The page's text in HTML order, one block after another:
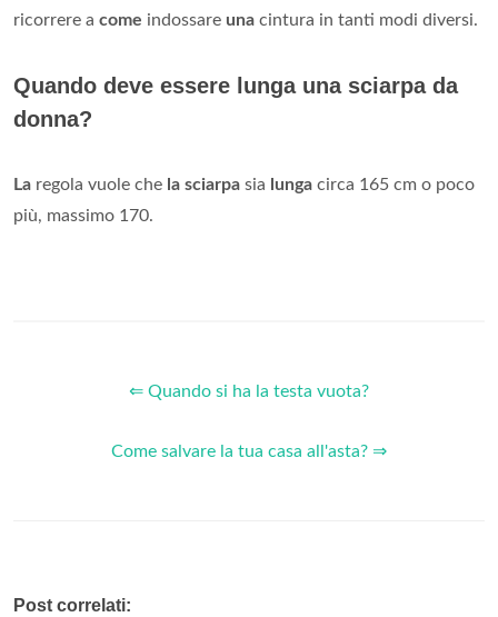
ricorrere a come indossare una cintura in tanti modi diversi.
Quando deve essere lunga una sciarpa da
donna?
La regola vuole che la sciarpa sia lunga circa 165 cm o poco
più, massimo 170.
⇐ Quando si ha la testa vuota?
Come salvare la tua casa all'asta? ⇒
Post correlati: